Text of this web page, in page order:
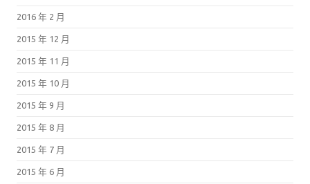
2016 年 2 月
2015 年 12 月
2015 年 11 月
2015 年 10 月
2015 年 9 月
2015 年 8 月
2015 年 7 月
2015 年 6 月